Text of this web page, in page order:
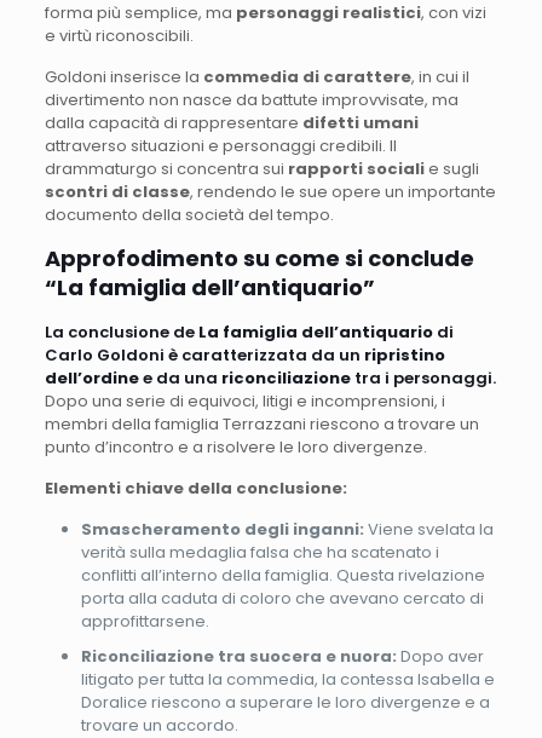
forma più semplice, ma personaggi realistici, con vizi
e virtù riconoscibili.
Goldoni inserisce la commedia di carattere, in cui il
divertimento non nasce da battute improvvisate, ma
dalla capacità di rappresentare difetti umani
attraverso situazioni e personaggi credibili. Il
drammaturgo si concentra sui rapporti socialie sugli
scontri di classe, rendendo le sue opere un importante
documento della società del tempo.
Approfodimento su come si conclude
“La famiglia dell’antiquario”
La conclusione de La famiglia dell’antiquariodi
Carlo Goldoni è caratterizzata da un ripristino
dell’ordinee da una riconciliazionetra i personaggi.
Dopo una serie di equivoci, litigi e incomprensioni, i
membri della famiglia Terrazzani riescono a trovare un
punto d’incontro e a risolvere le loro divergenze.
Elementi chiave della conclusione:
Smascheramento degli inganni: Viene svelata la
verità sulla medaglia falsa che ha scatenato i
conflitti all’interno della famiglia. Questa rivelazione
porta alla caduta di coloro che avevano cercato di
approfittarsene.
Riconciliazione tra suocera e nuora: Dopo aver
litigato per tutta la commedia, la contessa Isabella e
Doralice riescono a superare le loro divergenze e a
trovare un accordo.